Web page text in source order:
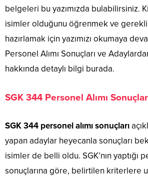
belgeleri bu yazımızda bulabilirsiniz.
isimler olduğunu öğrenmek ve
hazırlamak için yazımızı okumaya
Personel Alımı Sonuçları ve
hakkında detaylı bilgi burada.
SGK 344 Personel Alımı
SGK 344 personel alımı sonuçları
yapan adaylar heyecanla sonuçları
isimler de belli oldu. SGK’nın yaptığı
sonuçlarına göre, belirtilen kriterlere